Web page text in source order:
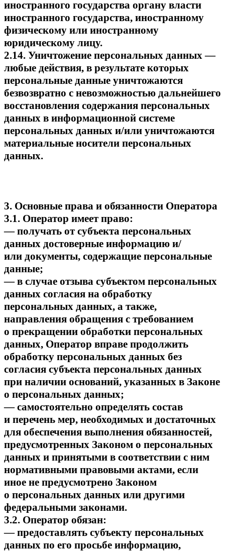
иностранного государства органу власти
иностранного государства, иностранному
физическому или иностранному
юридическому лицу.
2.14. Уничтожение персональных данных —
любые действия, в результате которых
персональные данные уничтожаются
безвозвратно с невозможностью дальнейшего
восстановления содержания персональных
данных в информационной системе
персональных данных и/или уничтожаются
материальные носители персональных
данных.
3. Основные права и обязанности Оператора
3.1. Оператор имеет право:
— получать от субъекта персональных
данных достоверные информацию и/
или документы, содержащие персональные
данные;
— в случае отзыва субъектом персональных
данных согласия на обработку
персональных данных, а также,
направления обращения с требованием
о прекращении обработки персональных
данных, Оператор вправе продолжить
обработку персональных данных без
согласия субъекта персональных данных
при наличии оснований, указанных в Законе
о персональных данных;
— самостоятельно определять состав
и перечень мер, необходимых и достаточных
для обеспечения выполнения обязанностей,
предусмотренных Законом о персональных
данных и принятыми в соответствии с ним
нормативными правовыми актами, если
иное не предусмотрено Законом
о персональных данных или другими
федеральными законами.
3.2. Оператор обязан:
— предоставлять субъекту персональных
данных по его просьбе информацию,